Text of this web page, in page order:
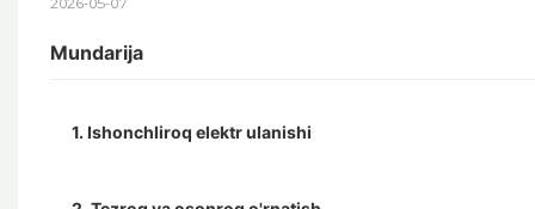
Mundarija
1. Ishonchliroq elektr ulanishi